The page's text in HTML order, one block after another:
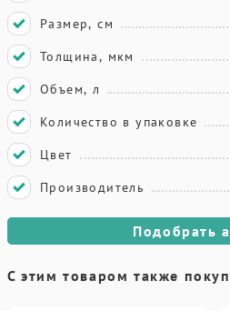
Размер, см
Толщина, мкм
Объем, л
Количество в упаковке
Цвет
Производитель
Подобрать
С этим товаром также